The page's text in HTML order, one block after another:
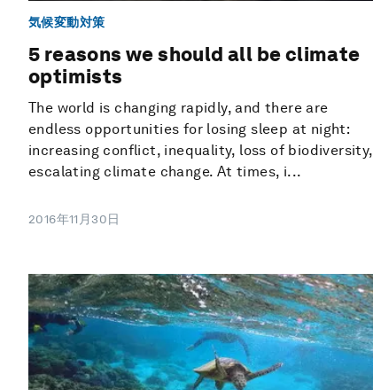
気候変動対策
5 reasons we should all be climate
optimists
The world is changing rapidly, and there are
endless opportunities for losing sleep at night:
increasing conflict, inequality, loss of biodiversity,
escalating climate change. At times, i...
2016年11月30日